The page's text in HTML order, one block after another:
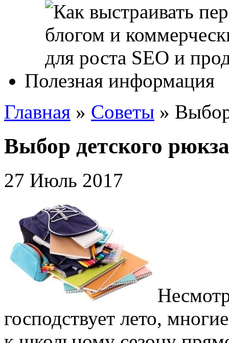
Полезная информация
Главная » Советы »
Выбор детского
27 Июль 2017
господствует лето,